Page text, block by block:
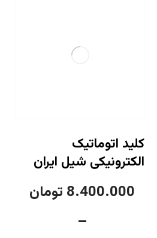
کلید اتوماتیک
الکترونیکی شیل ایران
8.400.000 تومان
–